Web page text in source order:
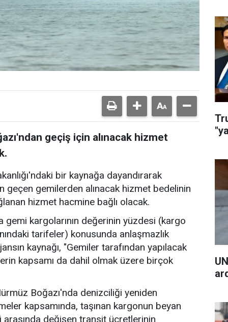
geçiş için alınacak hizmet
bir kaynağa dayandırarak
gemilerden alınacak hizmet bedelinin
hizmet hacmine bağlı olacak.
kargolarının değerinin yüzdesi (kargo
tarifeler) konusunda anlaşmazlık
kaynağı, "Gemiler tarafından yapılacak
kapsamı da dahil olmak üzere birçok
Boğazı'nda denizciliği yeniden
kapsamında, taşınan kargonun beyan
değişen transit ücretlerinin